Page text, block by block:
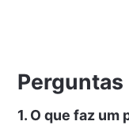
Perguntas
1. O que faz